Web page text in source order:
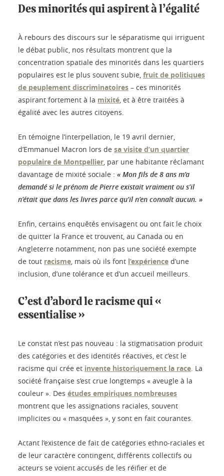
Des minorités qui aspirent à l’égalité
À rebours des discours sur le séparatisme qui irriguent
le débat public, nos résultats montrent que la
concentration spatiale des minorités dans les quartiers
populaires est le plus souvent subie, fruit de politiques
de peuplement discriminatoires – ces minorités
aspirant fortement à la mixité, et à être traitées à
égalité avec les autres citoyens.
En témoigne l’interpellation, le 19 avril dernier,
d’Emmanuel Macron lors de sa visite d’un quartier
populaire de Montpellier, par une habitante réclamant
davantage de mixité sociale : « Mon fils de 8 ans m’a
demandé si le prénom de Pierre existait vraiment ou s’il
n’était que dans les livres parce qu’il n’en connaît aucun. »
Enfin, certains enquêtés envisagent ou ont fait le choix
de quitter la France et trouvent, au Canada ou en
Angleterre notamment, non pas une société exempte
de tout racisme, mais où ils font l’expérience d’une
inclusion, d’une tolérance et d’un accueil meilleurs.
C’est d’abord le racisme qui «
essentialise »
Le constat n’est pas nouveau : la stigmatisation produit
des catégories et des identités réactives, et c’est le
racisme qui crée et invente historiquement la race. La
société française s’est crue longtemps « aveugle à la
couleur ». Des études empiriques nombreuses
montrent que les assignations raciales, souvent
implicites ou « masquées », y sont en fait courantes.
Actant l’existence de fait de catégories ethno-raciales et
de leur caractère contingent, différents collectifs ou
acteurs se voient accusés de les réifier et de